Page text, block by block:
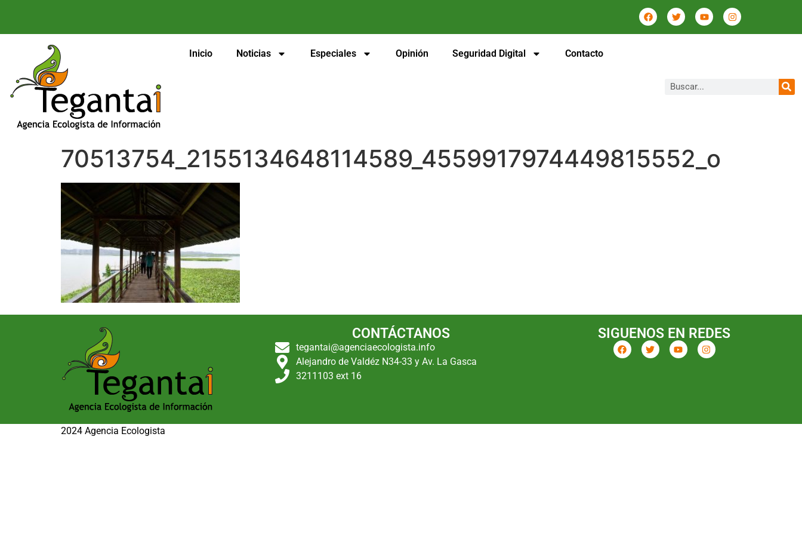
Inicio Noticias Especiales Opinión Seguridad Digital Contacto
70513754_2155134648114589_4559917974449815552_o
CONTÁCTANOS
tegantai@agenciaecologista.info
Alejandro de Valdéz N34-33 y Av. La Gasca
3211103 ext 16
SIGUENOS EN REDES
2024 Agencia Ecologista